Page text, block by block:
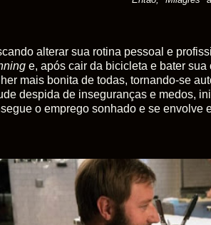
alterar sua rotina pessoal e
e, após cair da bicicleta e bater
mais bonita de todas, tornando-se
despida de inseguranças e medos,
o emprego sonhado e se envolve